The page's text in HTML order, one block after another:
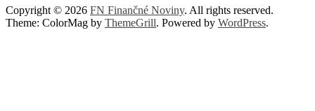
Copyright © 2026 FN Finančné Noviny. All rights reserved.
Theme: ColorMag by ThemeGrill. Powered by WordPress.